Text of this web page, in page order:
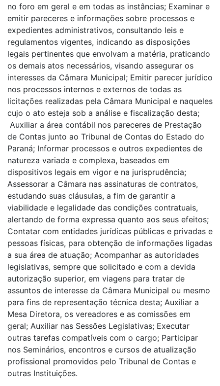
no foro em geral e em todas as instâncias; Examinar e
emitir pareceres e informações sobre processos e
expedientes administrativos, consultando leis e
regulamentos vigentes, indicando as disposições
legais pertinentes que envolvam a matéria, praticando
os demais atos necessários, visando assegurar os
interesses da Câmara Municipal; Emitir parecer jurídico
nos processos internos e externos de todas as
licitações realizadas pela Câmara Municipal e naqueles
cujo o ato esteja sob a análise e fiscalização desta;
Auxiliar a área contábil nos pareceres de Prestação
de Contas junto ao Tribunal de Contas do Estado do
Paraná; Informar processos e outros expedientes de
natureza variada e complexa, baseados em
dispositivos legais em vigor e na jurisprudência;
Assessorar a Câmara nas assinaturas de contratos,
estudando suas cláusulas, a fim de garantir a
viabilidade e legalidade das condições contratuais,
alertando de forma expressa quanto aos seus efeitos;
Contatar com entidades jurídicas públicas e privadas e
pessoas físicas, para obtenção de informações ligadas
a sua área de atuação; Acompanhar as autoridades
legislativas, sempre que solicitado e com a devida
autorização superior, em viagens para tratar de
assuntos de interesse da Câmara Municipal ou mesmo
para fins de representação técnica desta; Auxiliar a
Mesa Diretora, os vereadores e as comissões em
geral; Auxiliar nas Sessões Legislativas; Executar
outras tarefas compatíveis com o cargo; Participar
nos Seminários, encontros e cursos de atualização
profissional promovidos pelo Tribunal de Contas e
outras Instituições.